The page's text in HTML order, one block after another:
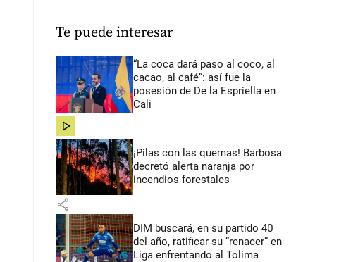
Te puede interesar
“La coca dará paso al coco, al
cacao, al café”: así fue la
posesión de De la Espriella en
Cali
share
¡Pilas con las quemas! Barbosa
decretó alerta naranja por
incendios forestales
share
DIM buscará, en su partido 40
del año, ratificar su “renacer” en
Liga enfrentando al Tolima